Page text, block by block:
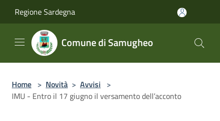
Regione Sardegna
Comune di Samugheo
Home > Novità > Avvisi >
IMU - Entro il 17 giugno il versamento dell’acconto